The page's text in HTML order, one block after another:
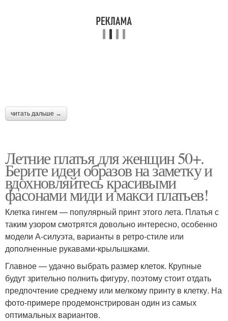
читать дальше →
Летние платья для женщин 50+.
Берите идеи образов на заметку и
вдохновляйтесь красивыми
фасонами миди и макси платьев!
Клетка гингем — популярный принт этого лета. Платья с
таким узором смотрятся довольно интересно, особенно
модели А-силуэта, варианты в ретро-стиле или
дополненные рукавами-крылышками.
Главное — удачно выбрать размер клеток. Крупные
будут зрительно полнить фигуру, поэтому стоит отдать
предпочтение среднему или мелкому принту в клетку. На
фото-примере продемонстрирован один из самых
оптимальных вариантов.